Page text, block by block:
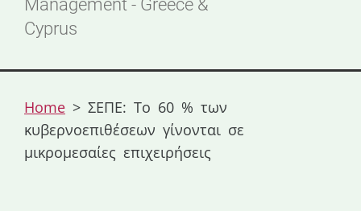
Management - Greece &
Cyprus
Home > ΣΕΠΕ: Το 60 % των
κυβερνοεπιθέσεων γίνονται σε
μικρομεσαίες επιχειρήσεις